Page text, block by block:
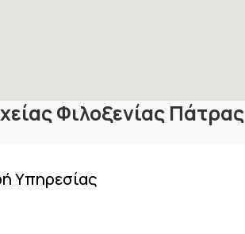
Φιλοξενίας Πάτρας
Υπηρεσίας